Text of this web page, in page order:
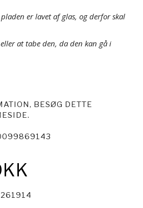
er lavet af glas, og derfor skal
at tabe den, da den kan gå i
BESØG DETTE
.
261914